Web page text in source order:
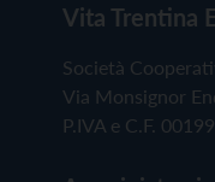
Vita Trentina
Società
Via Monsignor
P.IVA e C.F.